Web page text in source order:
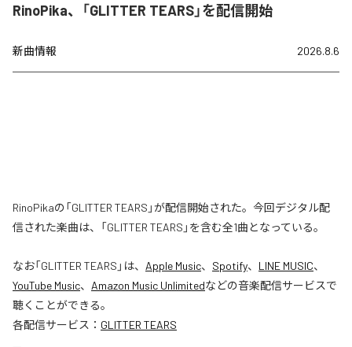
RinoPika、「GLITTER TEARS」を配信開始
新曲情報 2026.8.6
RinoPikaの「GLITTER TEARS」が配信開始された。今回デジタル配
信された楽曲は、「GLITTER TEARS」を含む全1曲となっている。
なお「GLITTER TEARS 」は、 Apple Music、 Spotify、 LINE MUSIC、
YouTube Music、 Amazon Music Unlimitedなどの音楽配信サービスで
聴くことができる。
各配信サービス： GLITTER TEARS